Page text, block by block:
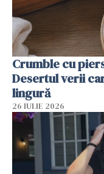
Crumble cu
Desertul verii
lingură
26 IULIE 2026